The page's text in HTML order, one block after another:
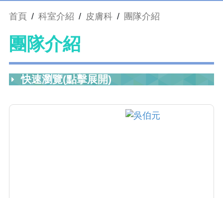
首頁 / 科室介紹 / 皮膚科 / 團隊介紹
團隊介紹
快速瀏覽(點擊展開)